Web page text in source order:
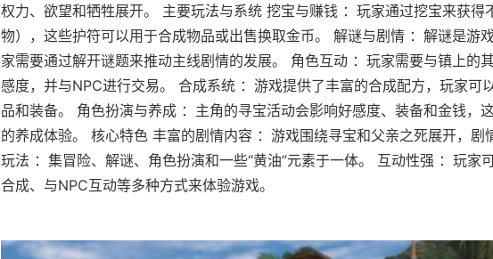
权力、欲望和牺牲展开。 主要玩法与系统 挖宝与赚钱 ：玩家通过挖宝来获得
物），这些护符可以用于合成物品或出售换取金币。 解谜与剧情 ：解谜是游
家需要通过解开谜题来推动主线剧情的发展。 角色互动 ：玩家需要与镇上的
感度，并与NPC进行交易。 合成系统 ：游戏提供了丰富的合成配方，玩家可
品和装备。 角色扮演与养成 ：主角的寻宝活动会影响好感度、装备和金钱，
的养成体验。 核心特色 丰富的剧情内容 ：游戏围绕寻宝和父亲之死展开，剧
玩法 ：集冒险、解谜、角色扮演和一些“黄油”元素于一体。 互动性强 ：玩家
合成、与NPC互动等多种方式来体验游戏。